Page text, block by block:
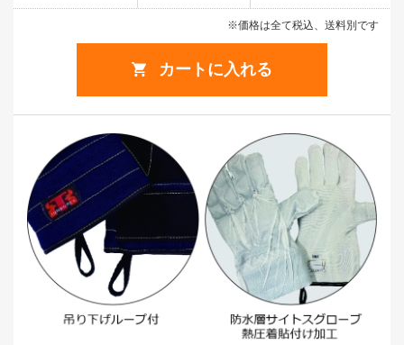
※価格は全て税込、送料別です
カートに入れる